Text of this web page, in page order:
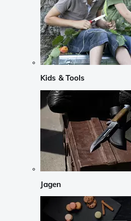
Kids & Tools
Jagen